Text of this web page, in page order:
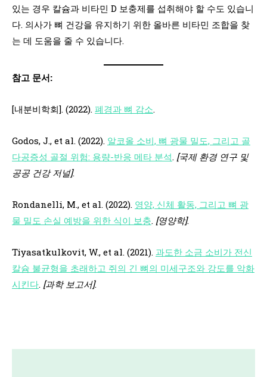
있는 경우 칼슘과 비타민 D 보충제를 섭취해야 할 수도 있습니
다. 의사가 뼈 건강을 유지하기 위한 올바른 비타민 조합을 찾
는 데 도움을 줄 수 있습니다.
참고 문서:
[내분비학회]. (2022). 폐경과 뼈 감소.
Godos, J., et al. (2022). 알코올 소비, 뼈 광물 밀도, 그리고 골
다공증성 골절 위험: 용량-반응 메타 분석. [국제 환경 연구 및
공공 건강 저널].
Rondanelli, M., et al. (2022). 영양, 신체 활동, 그리고 뼈 광
물 밀도 손실 예방을 위한 식이 보충. [영양학].
Tiyasatkulkovit, W., et al. (2021). 과도한 소금 소비가 전신
칼슘 불균형을 초래하고 쥐의 긴 뼈의 미세구조와 강도를 악화
시킨다. [과학 보고서].